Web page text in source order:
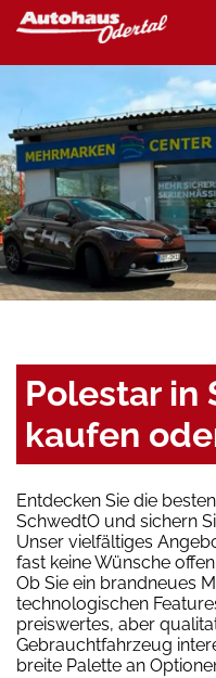
Polestar in
kaufen
Entdecken Sie die
SchwedtO und sichern
Unser vielfältiges
fast keine Wünsche offen.
Ob Sie ein brandneues
technologischen
preiswertes, aber
Gebrauchtfahrzeug
breite Palette an